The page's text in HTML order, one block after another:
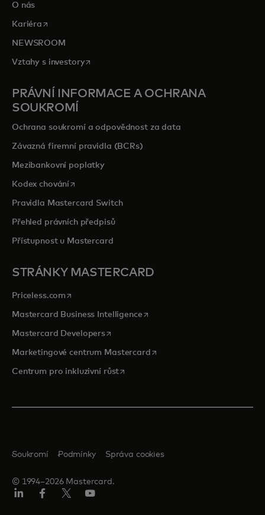
O nás
Kariéra opens in a new tab
NEWSROOM
Vztahy s investoryopens in a new tab
PRÁVNÍ INFORMACE A OCHRANA
SOUKROMÍ
Ochrana soukromí a odpovědnost za data
Závazná firemní pravidla (BCRs)
Mezibankovní poplatky
Kodex chováníopens in a new tab
Pravidla Mastercard Switch
Přehled právních předpisů
Přístupnost u Mastercard
STRÁNKY MASTERCARD
Priceless.com opens in a new tab
Mastercard Business Intelligenceopens in a new tab
Mastercard Developersopens in a new tab
Marketingové centrum Mastercardopens in a new tab
Centrum pro inkluzivní růstopens in a new tab
© 1994–2026 Mastercard.
Soukromí Podmínky Správa cookies